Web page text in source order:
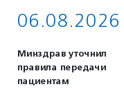
06.08.2026
Минздрав уточнил
правила передачи
пациентам